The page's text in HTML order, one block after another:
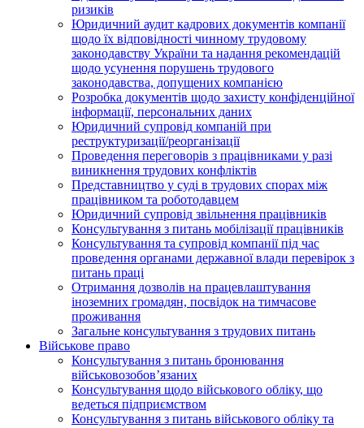
ризиків
Юридичний аудит кадрових документів компанії
щодо їх відповідності чинному трудовому
законодавству України та надання рекомендацій
щодо усунення порушень трудового
законодавства, допущених компанією
Розробка документів щодо захисту конфіденційної
інформації, персональних даних
Юридичний супровід компаній при
реструктуризації/реорганізації
Проведення переговорів з працівниками у разі
виникнення трудових конфліктів
Представництво у суді в трудових спорах між
працівником та роботодавцем
Юридичний супровід звільнення працівників
Консультування з питань мобілізації працівників
Консультування та супровід компанії під час
проведення органами державної влади перевірок з
питань праці
Отримання дозволів на працевлаштування
іноземних громадян, посвідок на тимчасове
проживання
Загальне консультування з трудових питань
Військове право
Консультування з питань бронювання
військовозобов’язаних
Консультування щодо військового обліку, що
ведеться підприємством
Консультування з питань військового обліку та